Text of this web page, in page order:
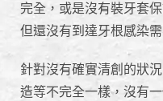
完全，或是沒有裝牙套
但還沒有到達牙根感染
針對沒有確實清創的狀
造等不完全一樣，沒有